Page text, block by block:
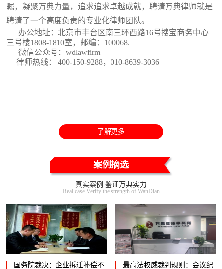
瞩，凝聚万典力量，追求追求卓越成就，聘请万典律师就是
聘请了一个高度负责的专业化律师团队。
办公地址：北京市丰台区南三环西路16号搜宝商务中心
三号楼1808-1810室 ，邮编：100068.
微信公众号：wdlawfirm
律师热线： 400-150-9288，010-8639-3036
了解更多
案例摘选
真实案例 鉴证万典实力
Real case Verify the strength of WanDian
国务院裁决：企业拆迁补偿不
最高法权威裁判规则：会议纪